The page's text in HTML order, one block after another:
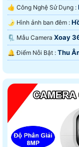
👍 Công Nghệ Sử Dụng :
🌛 Hình ảnh ban đêm :
🗜️ Mẫu Camera Xoay
️🔔 Điểm Nỗi Bật : Thu